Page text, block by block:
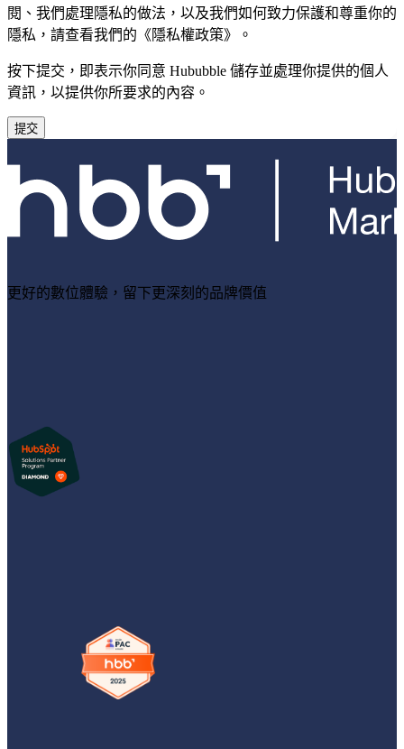
閱、我們處理隱私的做法，以及我們如何致力保護和尊重你的
隱私，請查看我們的《隱私權政策》。
按下提交，即表示你同意 Hububble 儲存並處理你提供的個人
資訊，以提供你所要求的內容。
更好的數位體驗，留下更深刻的品牌價值